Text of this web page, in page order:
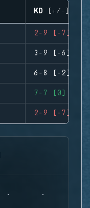
KD (+/-)
2-9 (-7)
3-9 (-6)
6-8 (-2)
7-7 (0)
2-9 (-7)